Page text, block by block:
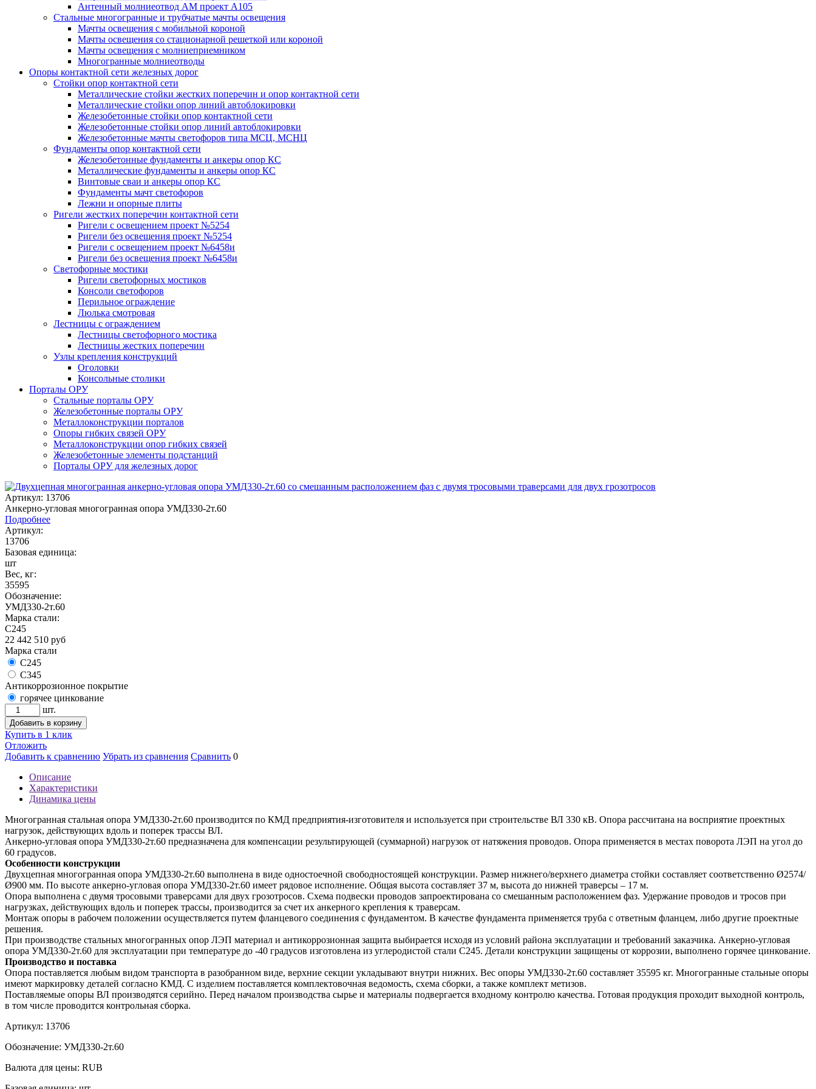
Антенный молниеотвод АМ проект А105
Стальные многогранные и трубчатые мачты освещения
Мачты освещения с мобильной короной
Мачты освещения со стационарной решеткой или короной
Мачты освещения с молниеприемником
Многогранные молниеотводы
Опоры контактной сети железных дорог
Стойки опор контактной сети
Металлические стойки жестких поперечин и опор контактной сети
Металлические стойки опор линий автоблокировки
Железобетонные стойки опор контактной сети
Железобетонные стойки опор линий автоблокировки
Железобетонные мачты светофоров типа МСЦ, МСНЦ
Фундаменты опор контактной сети
Железобетонные фундаменты и анкеры опор КС
Металлические фундаменты и анкеры опор КС
Винтовые сваи и анкеры опор КС
Фундаменты мачт светофоров
Лежни и опорные плиты
Ригели жестких поперечин контактной сети
Ригели с освещением проект №5254
Ригели без освещения проект №5254
Ригели с освещением проект №6458и
Ригели без освещения проект №6458и
Светофорные мостики
Ригели светофорных мостиков
Консоли светофоров
Перильное ограждение
Люлька смотровая
Лестницы с ограждением
Лестницы светофорного мостика
Лестницы жестких поперечин
Узлы крепления конструкций
Оголовки
Консольные столики
Порталы ОРУ
Стальные порталы ОРУ
Железобетонные порталы ОРУ
Металлоконструкции порталов
Опоры гибких связей ОРУ
Металлоконструкции опор гибких связей
Железобетонные элементы подстанций
Порталы ОРУ для железных дорог
Артикул: 13706
Анкерно-угловая многогранная опора УМД330-2т.60
Подробнее
Артикул:
13706
Базовая единица:
шт
Вес, кг:
35595
Обозначение:
УМД330-2т.60
Марка стали:
С245
22 442 510 руб
Марка стали
С245
С345
Антикоррозионное покрытие
горячее цинкование
шт.
Добавить в корзину
Купить в 1 клик
Отложить
Добавить к сравнению Убрать из сравнения Сравнить 0
Описание
Характеристики
Динамика цены
Многогранная стальная опора УМД330-2т.60 производится по КМД предприятия-изготовителя и используется при строительстве ВЛ 330 кВ. Опора рассчитана на восприятие проектных
нагрузок, действующих вдоль и поперек трассы ВЛ.
Анкерно-угловая опора УМД330-2т.60 предназначена для компенсации результирующей (суммарной) нагрузок от натяжения проводов. Опора применяется в местах поворота ЛЭП на угол до
60 градусов.
Особенности конструкции
Двухцепная многогранная опора УМД330-2т.60 выполнена в виде одностоечной свободностоящей конструкции. Размер нижнего/верхнего диаметра стойки составляет соответственно Ø2574/
Ø900 мм. По высоте анкерно-угловая опора УМД330-2т.60 имеет рядовое исполнение. Общая высота составляет 37 м, высота до нижней траверсы – 17 м.
Опора выполнена с двумя тросовыми траверсами для двух грозотросов. Схема подвески проводов запроектирована со смешанным расположением фаз. Удержание проводов и тросов при
нагрузках, действующих вдоль и поперек трассы, производится за счет их анкерного крепления к траверсам.
Монтаж опоры в рабочем положении осуществляется путем фланцевого соединения с фундаментом. В качестве фундамента применяется труба с ответным фланцем, либо другие проектные
решения.
При производстве стальных многогранных опор ЛЭП материал и антикоррозионная защита выбирается исходя из условий района эксплуатации и требований заказчика. Анкерно-угловая
опора УМД330-2т.60 для эксплуатации при температуре до -40 градусов изготовлена из углеродистой стали С245. Детали конструкции защищены от коррозии, выполнено горячее цинкование.
Производство и поставка
Опора поставляется любым видом транспорта в разобранном виде, верхние секции укладывают внутри нижних. Вес опоры УМД330-2т.60 составляет 35595 кг. Многогранные стальные опоры
имеют маркировку деталей согласно КМД. С изделием поставляется комплектовочная ведомость, схема сборки, а также комплект метизов.
Поставляемые опоры ВЛ производятся серийно. Перед началом производства сырье и материалы подвергается входному контролю качества. Готовая продукция проходит выходной контроль,
в том числе проводится контрольная сборка.
Артикул: 13706
Обозначение: УМД330-2т.60
Валюта для цены: RUB